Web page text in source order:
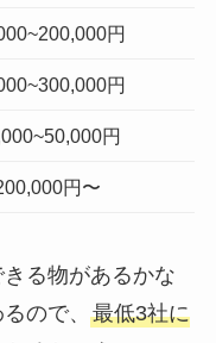
円
円
円
円〜
る物があるかな
ので、 最低3社に